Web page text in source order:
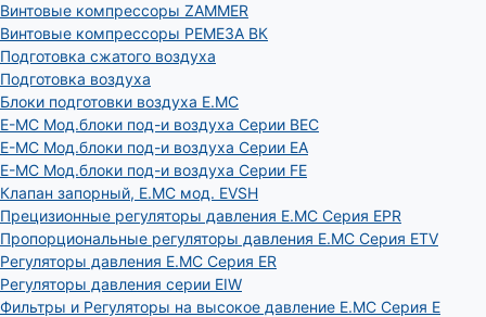
Винтовые компрессоры ZAMMER
Винтовые компрессоры РЕМЕЗА ВК
Подготовка сжатого воздуха
Подготовка воздуха
Блоки подготовки воздуха E.MC
E-MC Мод.блоки под-и воздуха Серии BEC
E-MC Мод.блоки под-и воздуха Серии EA
E-MC Мод.блоки под-и воздуха Серии FE
Клапан запорный, E.MC мод. EVSH
Прецизионные регуляторы давления E.MC Серия EPR
Пропорциональные регуляторы давления E.MC Серия ETV
Регуляторы давления E.MC Серия ER
Регуляторы давления серии EIW
Фильтры и Регуляторы на высокое давление E.MC Серия E